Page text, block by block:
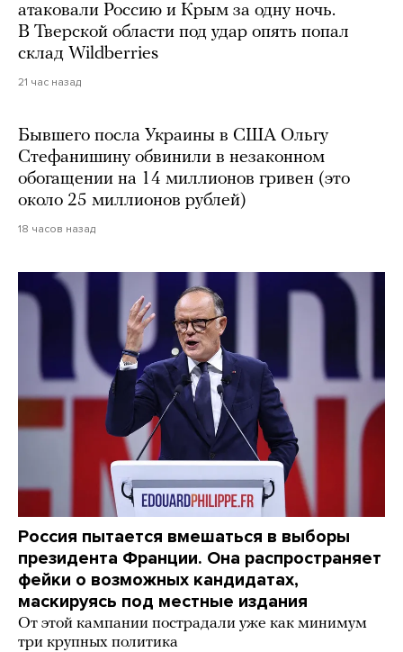
атаковали Россию и Крым за одну ночь.
В Тверской области под удар опять попал
склад Wildberries
21 час назад
Бывшего посла Украины в США Ольгу
Стефанишину обвинили в незаконном
обогащении на 14 миллионов гривен (это
около 25 миллионов рублей)
18 часов назад
Россия пытается вмешаться в выборы
президента Франции. Она распространяет
фейки о возможных кандидатах,
маскируясь под местные издания
От этой кампании пострадали уже как минимум
три крупных политика